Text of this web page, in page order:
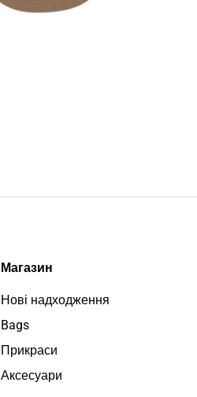
Магазин
Нові надходження
Bags
Прикраси
Аксесуари